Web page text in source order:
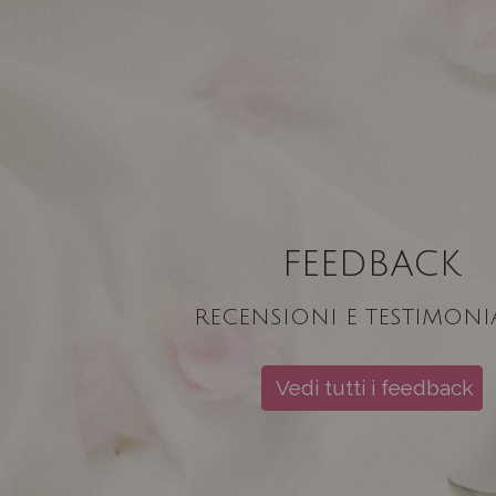
FEEDBACK
RECENSIONI E
Vedi tutti i feedback